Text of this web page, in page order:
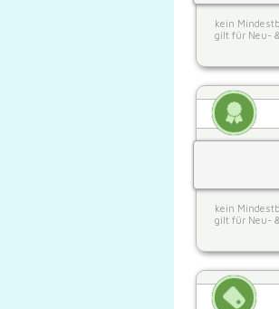
kein
gilt für Neu-
kein
gilt für Neu-